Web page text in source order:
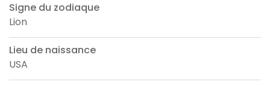
Signe du zodiaque
Lion
Lieu de naissance
USA